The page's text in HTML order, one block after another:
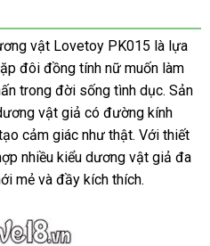
vật Lovetoy PK015 là lựa
đôi đồng tính nữ muốn làm
trong đời sống tình dục. Sản
vật giả có đường kính
cảm giác như thật. Với thiết
nhiều kiểu dương vật giả đa
mẻ và đầy kích thích.